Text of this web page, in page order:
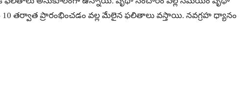
తర్వాత ప్రారంభించడం వల్ల మేలైన ఫలితాలు వస్తాయి. నవగ్రహ ధ్యానం